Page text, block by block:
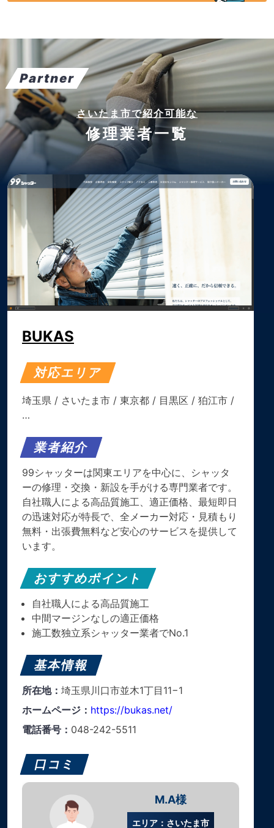
Partner
さいたま市で紹介可能な
修理業者一覧
BUKAS
対応エリア
埼玉県 / さいたま市 / 東京都 / 目黒区 / 狛江市 /
…
業者紹介
99シャッターは関東エリアを中心に、シャッタ
ーの修理・交換・新設を手がける専門業者です。
自社職人による高品質施工、適正価格、最短即日
の迅速対応が特長で、全メーカー対応・見積もり
無料・出張費無料など安心のサービスを提供して
います。
おすすめポイント
自社職人による高品質施工
中間マージンなしの適正価格
施工数独立系シャッター業者でNo.1
基本情報
所在地： 埼玉県川口市並木1丁目11−1
ホームページ： https://bukas.net/
電話番号： 048-242-5511
口コミ
M.A様
エリア：さいたま市